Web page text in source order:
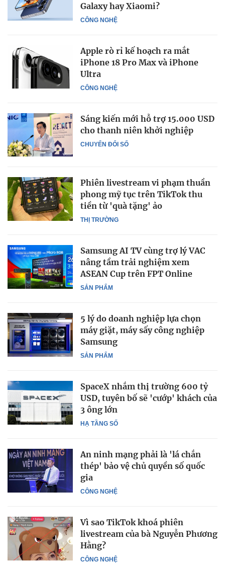
CÔNG NGHỆ
Galaxy hay Xiaomi?
CÔNG NGHỆ
Apple rò rỉ kế hoạch ra mắt
iPhone 18 Pro Max và iPhone
Ultra
CHUYỂN ĐỔI SỐ
Sáng kiến mới hỗ trợ 15.000 USD
cho thanh niên khởi nghiệp
THỊ TRƯỜNG
Phiên livestream vi phạm thuần
phong mỹ tục trên TikTok thu
tiền từ 'quà tặng' ảo
SẢN PHẨM
Samsung AI TV cùng trợ lý VAC
nâng tầm trải nghiệm xem
ASEAN Cup trên FPT Online
SẢN PHẨM
5 lý do doanh nghiệp lựa chọn
máy giặt, máy sấy công nghiệp
Samsung
HẠ TẦNG SỐ
SpaceX nhắm thị trường 600 tỷ
USD, tuyên bố sẽ 'cướp' khách của
3 ông lớn
CÔNG NGHỆ
An ninh mạng phải là 'lá chắn
thép' bảo vệ chủ quyền số quốc
gia
CÔNG NGHỆ
Vì sao TikTok khoá phiên
livestream của bà Nguyễn Phương
Hằng?